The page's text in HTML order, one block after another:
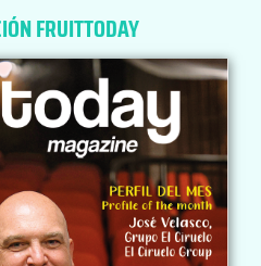
FRUITTODAY